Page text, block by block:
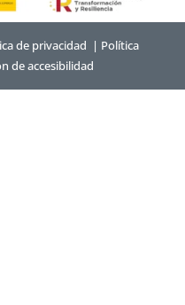
de privacidad | Política
de accesibilidad